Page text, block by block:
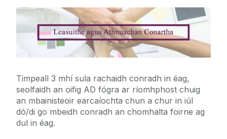
Eolas Fúinn
Don Fhoireann
Tar ag obair linn
Nuacht
Timpeall 3 mhí sula rachaidh conradh in éag,
seolfaidh an oifig AD fógra ar ríomhphost chuig
an mbainisteoir earcaíochta chun a chur in iúl
dó/di go mbeidh conradh an chomhalta foirne ag
dul in éag.